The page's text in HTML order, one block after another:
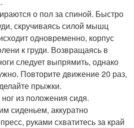
о пол за спиной. Быстро
скручиваясь силой мышц
одновременно, корпус
к груди. Возвращаясь в
следует выпрямить, однако
Повторите движение 20 раз,
прыжки.
из положения сидя.
сиденьем, аккуратно
руками схватитесь за край